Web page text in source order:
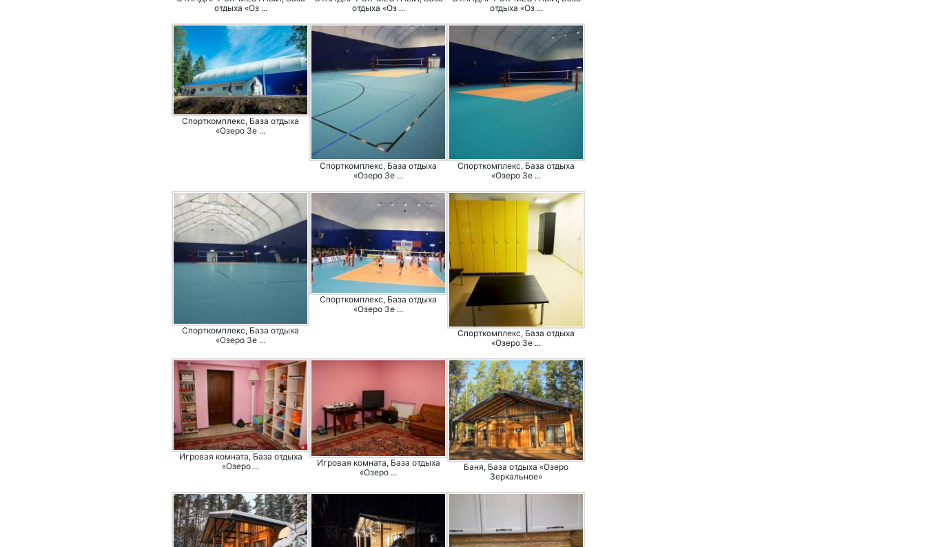
отдыха «Оз ...
отдыха «Оз ...
отдыха «Оз ...
Спорткомплекс, База отдыха
«Озеро Зе ...
Спорткомплекс, База отдыха
«Озеро Зе ...
Спорткомплекс, База отдыха
«Озеро Зе ...
Спорткомплекс, База отдыха
«Озеро Зе ...
Спорткомплекс, База отдыха
«Озеро Зе ...
Спорткомплекс, База отдыха
«Озеро Зе ...
Игровая комната, База отдыха
«Озеро ...
Игровая комната, База отдыха
«Озеро ...
Баня, База отдыха «Озеро
Зеркальное»